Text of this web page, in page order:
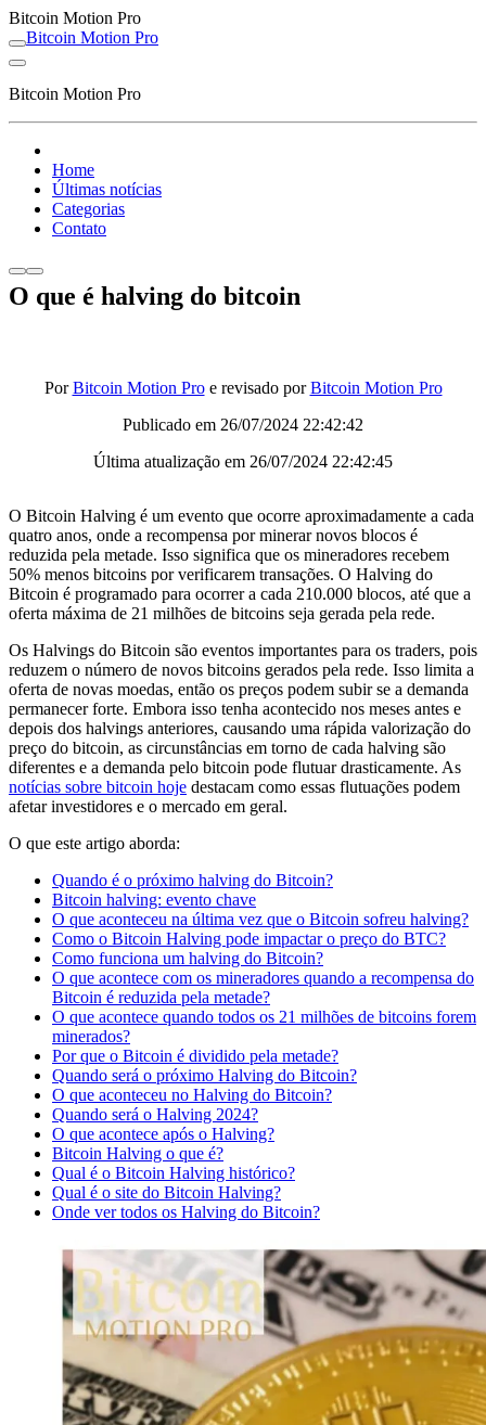
Bitcoin Motion Pro
Bitcoin Motion Pro
Bitcoin Motion Pro
Home
Últimas notícias
Categorias
Contato
O que é halving do bitcoin
PorBitcoin Motion Proe revisado porBitcoin Motion Pro
Publicado em 26/07/2024 22:42:42
Última atualização em 26/07/2024 22:42:45
O Bitcoin Halving é um evento que ocorre aproximadamente a cada
quatro anos, onde a recompensa por minerar novos blocos é
reduzida pela metade. Isso significa que os mineradores recebem
50% menos bitcoins por verificarem transações. O Halving do
Bitcoin é programado para ocorrer a cada 210.000 blocos, até que a
oferta máxima de 21 milhões de bitcoins seja gerada pela rede.
Os Halvings do Bitcoin são eventos importantes para os traders, pois
reduzem o número de novos bitcoins gerados pela rede. Isso limita a
oferta de novas moedas, então os preços podem subir se a demanda
permanecer forte. Embora isso tenha acontecido nos meses antes e
depois dos halvings anteriores, causando uma rápida valorização do
preço do bitcoin, as circunstâncias em torno de cada halving são
diferentes e a demanda pelo bitcoin pode flutuar drasticamente. As
notícias sobre bitcoin hoje destacam como essas flutuações podem
afetar investidores e o mercado em geral.
O que este artigo aborda:
Quando é o próximo halving do Bitcoin?
Bitcoin halving: evento chave
O que aconteceu na última vez que o Bitcoin sofreu halving?
Como o Bitcoin Halving pode impactar o preço do BTC?
Como funciona um halving do Bitcoin?
O que acontece com os mineradores quando a recompensa do
Bitcoin é reduzida pela metade?
O que acontece quando todos os 21 milhões de bitcoins forem
minerados?
Por que o Bitcoin é dividido pela metade?
Quando será o próximo Halving do Bitcoin?
O que aconteceu no Halving do Bitcoin?
Quando será o Halving 2024?
O que acontece após o Halving?
Bitcoin Halving o que é?
Qual é o Bitcoin Halving histórico?
Qual é o site do Bitcoin Halving?
Onde ver todos os Halving do Bitcoin?